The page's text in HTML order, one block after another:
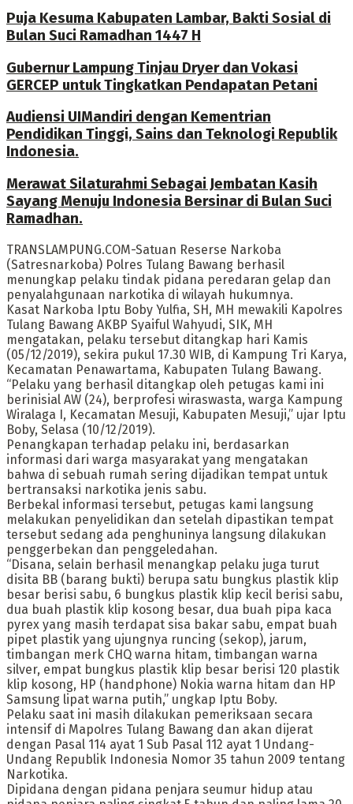
Puja Kesuma Kabupaten Lambar, Bakti Sosial di
Bulan Suci Ramadhan 1447 H
Gubernur Lampung Tinjau Dryer dan Vokasi
GERCEP untuk Tingkatkan Pendapatan Petani
Audiensi UIMandiri dengan Kementrian
Pendidikan Tinggi, Sains dan Teknologi Republik
Indonesia.
Merawat Silaturahmi Sebagai Jembatan Kasih
Sayang Menuju Indonesia Bersinar di Bulan Suci
Ramadhan.
TRANSLAMPUNG.COM-Satuan Reserse Narkoba
(Satresnarkoba) Polres Tulang Bawang berhasil
menungkap pelaku tindak pidana peredaran gelap dan
penyalahgunaan narkotika di wilayah hukumnya.
Kasat Narkoba Iptu Boby Yulfia, SH, MH mewakili Kapolres
Tulang Bawang AKBP Syaiful Wahyudi, SIK, MH
mengatakan, pelaku tersebut ditangkap hari Kamis
(05/12/2019), sekira pukul 17.30 WIB, di Kampung Tri Karya,
Kecamatan Penawartama, Kabupaten Tulang Bawang.
“Pelaku yang berhasil ditangkap oleh petugas kami ini
berinisial AW (24), berprofesi wiraswasta, warga Kampung
Wiralaga I, Kecamatan Mesuji, Kabupaten Mesuji,” ujar Iptu
Boby, Selasa (10/12/2019).
Penangkapan terhadap pelaku ini, berdasarkan
informasi dari warga masyarakat yang mengatakan
bahwa di sebuah rumah sering dijadikan tempat untuk
bertransaksi narkotika jenis sabu.
Berbekal informasi tersebut, petugas kami langsung
melakukan penyelidikan dan setelah dipastikan tempat
tersebut sedang ada penghuninya langsung dilakukan
penggerbekan dan penggeledahan.
“Disana, selain berhasil menangkap pelaku juga turut
disita BB (barang bukti) berupa satu bungkus plastik klip
besar berisi sabu, 6 bungkus plastik klip kecil berisi sabu,
dua buah plastik klip kosong besar, dua buah pipa kaca
pyrex yang masih terdapat sisa bakar sabu, empat buah
pipet plastik yang ujungnya runcing (sekop), jarum,
timbangan merk CHQ warna hitam, timbangan warna
silver, empat bungkus plastik klip besar berisi 120 plastik
klip kosong, HP (handphone) Nokia warna hitam dan HP
Samsung lipat warna putih,” ungkap Iptu Boby.
Pelaku saat ini masih dilakukan pemeriksaan secara
intensif di Mapolres Tulang Bawang dan akan dijerat
dengan Pasal 114 ayat 1 Sub Pasal 112 ayat 1 Undang-
Undang Republik Indonesia Nomor 35 tahun 2009 tentang
Narkotika.
Dipidana dengan pidana penjara seumur hidup atau